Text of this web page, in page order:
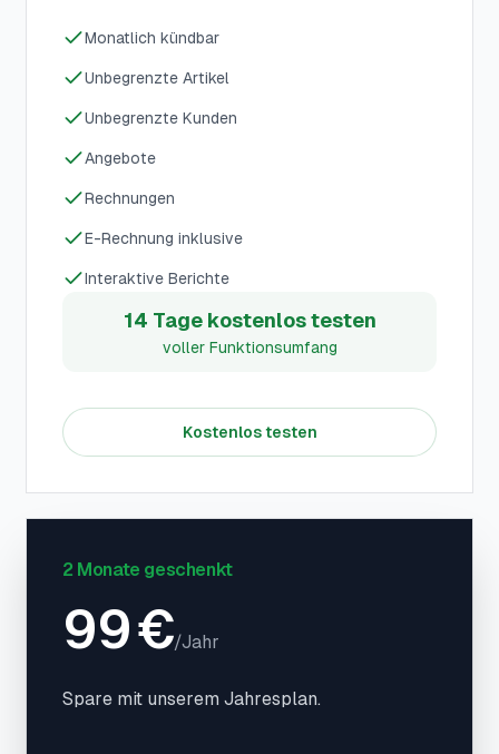
Monatlich kündbar
Unbegrenzte Artikel
Unbegrenzte Kunden
Angebote
Rechnungen
E-Rechnung inklusive
Interaktive Berichte
14 Tage kostenlos testen
voller Funktionsumfang
Kostenlos testen
2 Monate geschenkt
99€/Jahr
Spare mit unserem Jahresplan.